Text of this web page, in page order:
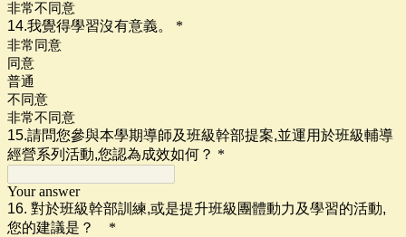
非常不同意
14.我覺得學習沒有意義。 *
非常同意
同意
普通
不同意
非常不同意
15.請問您參與本學期導師及班級幹部提案,並運用於班級輔導
經營系列活動,您認為成效如何？ *
Your answer
16. 對於班級幹部訓練,或是提升班級團體動力及學習的活動,
您的建議是？
*